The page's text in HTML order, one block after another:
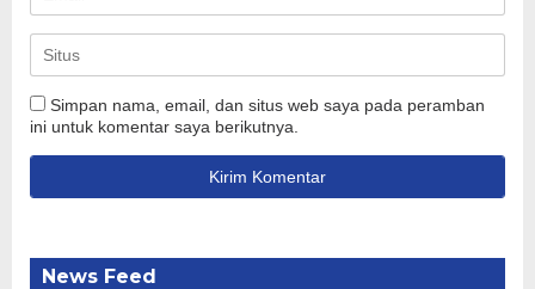
Simpan nama, email, dan situs web saya pada peramban
ini untuk komentar saya berikutnya.
News Feed